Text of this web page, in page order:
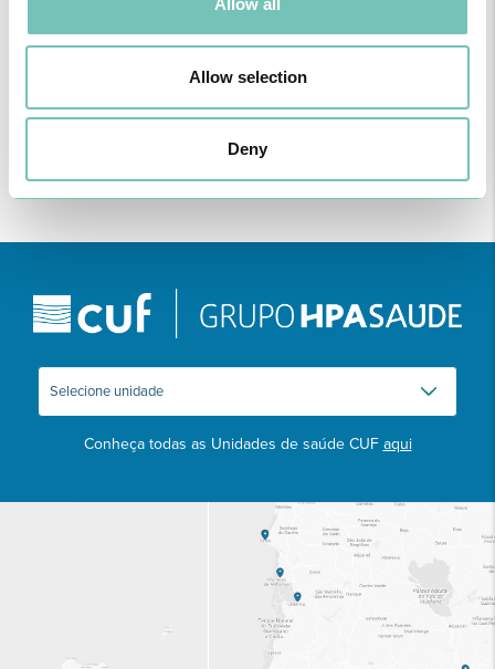
Allow all
Allow selection
Deny
PODCAST EM ONCOLOGIA
Com um formato dinâmico e direto, este episódio combinam
Conheça todas as Unidades de saúde CUF aqui